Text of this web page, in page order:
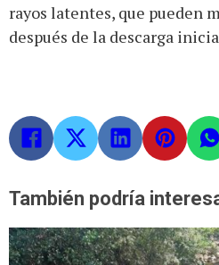
rayos latentes, que pueden
después de la descarga
También podría